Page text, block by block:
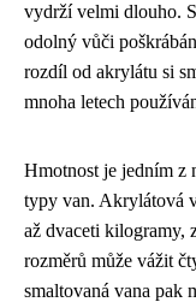
vydrží velmi dlouho.
odolný vůči
rozdíl od akrylátu si
mnoha letech
Hmotnost je jedním z
typy van. Akrylátová
až dvaceti kilogramy,
rozměrů může vážit
smaltovaná vana pak